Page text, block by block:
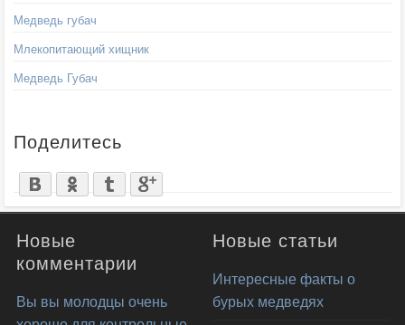
Медведь губач
Млекопитающий хищник
Медведь Губач
Поделитесь
Новые
комментарии
Вы вы молодцы очень
Новые статьи
Интересные факты о
бурых медведях